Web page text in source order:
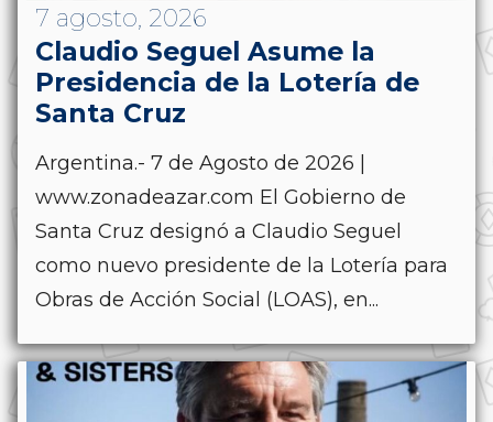
7 agosto, 2026
Claudio Seguel Asume la
Presidencia de la Lotería de
Santa Cruz
Argentina.- 7 de Agosto de 2026 |
www.zonadeazar.com El Gobierno de
Santa Cruz designó a Claudio Seguel
como nuevo presidente de la Lotería para
Obras de Acción Social (LOAS), en...